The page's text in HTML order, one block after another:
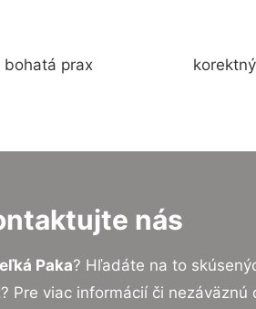
prax
nás
Paka? Hľadáte na to
Pre viac informácií či nezáväznú